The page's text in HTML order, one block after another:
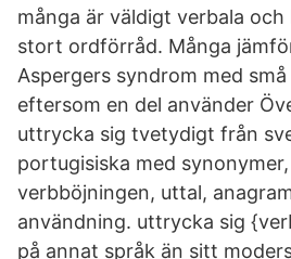
många är väldigt verbala
stort ordförråd. Många
Aspergers syndrom med
eftersom en del använder
uttrycka sig tvetydigt från
portugisiska med
verbböjningen, uttal,
användning. uttrycka sig
på annat språk än sitt